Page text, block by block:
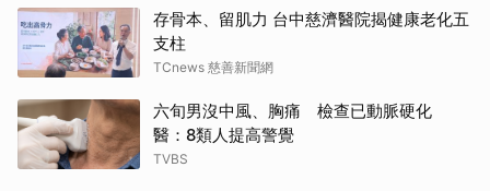
存骨本、留肌力 台中慈濟醫院揭健康老化五
支柱
TCnews 慈善新聞網
六旬男沒中風、胸痛 檢查已動脈硬化
醫：8類人提高警覺
TVBS